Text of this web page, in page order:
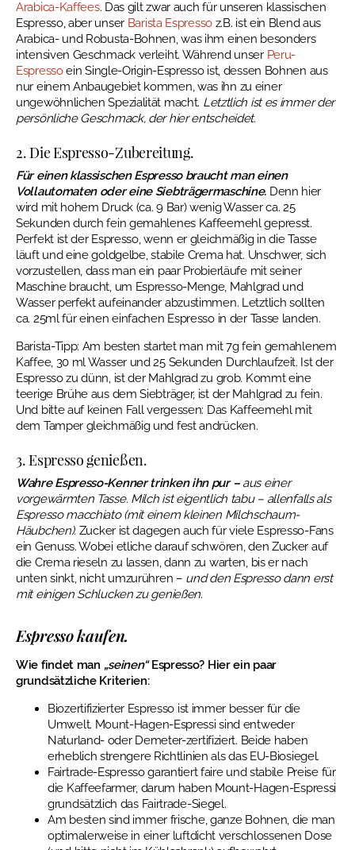
Arabica-Kaffees. Das gilt zwar auch für unseren klassischen
Espresso, aber unser Barista Espressoz.B. ist ein Blend aus
Arabica- und Robusta-Bohnen, was ihm einen besonders
intensiven Geschmack verleiht. Während unser Peru-
Espressoein Single-Origin-Espresso ist, dessen Bohnen aus
nur einem Anbaugebiet kommen, was ihn zu einer
ungewöhnlichen Spezialität macht. Letztlich ist es immer der
persönliche Geschmack, der hier entscheidet.
2. Die Espresso-Zubereitung.
Für einen klassischen Espresso braucht man einen
Vollautomaten oder eine Siebträgermaschine. Denn hier
wird mit hohem Druck (ca. 9 Bar) wenig Wasser ca. 25
Sekunden durch fein gemahlenes Kaffeemehl gepresst.
Perfekt ist der Espresso, wenn er gleichmäßig in die Tasse
läuft und eine goldgelbe, stabile Crema hat. Unschwer, sich
vorzustellen, dass man ein paar Probierläufe mit seiner
Maschine braucht, um Espresso-Menge, Mahlgrad und
Wasser perfekt aufeinander abzustimmen. Letztlich sollten
ca. 25ml für einen einfachen Espresso in der Tasse landen.
Barista-Tipp: Am besten startet man mit 7g fein gemahlenem
Kaffee, 30 ml Wasser und 25 Sekunden Durchlaufzeit. Ist der
Espresso zu dünn, ist der Mahlgrad zu grob. Kommt eine
teerige Brühe aus dem Siebträger, ist der Mahlgrad zu fein.
Und bitte auf keinen Fall vergessen: Das Kaffeemehl mit
dem Tamper gleichmäßig und fest andrücken.
3. Espresso genießen.
Wahre Espresso-Kenner trinken ihn pur –aus einer
vorgewärmten Tasse. Milch ist eigentlich tabu – allenfalls als
Espresso macchiato (mit einem kleinen Milchschaum-
Häubchen). Zucker ist dagegen auch für viele Espresso-Fans
ein Genuss. Wobei etliche darauf schwören, den Zucker auf
die Crema rieseln zu lassen, dann zu warten, bis er nach
unten sinkt, nicht umzurühren – und den Espresso dann erst
mit einigen Schlucken zu genießen.
Espresso kaufen.
Wie findet man „seinen“Espresso? Hier ein paar
grundsätzliche Kriterien:
Biozertifizierter Espresso ist immer besser für die
Umwelt. Mount-Hagen-Espressi sind entweder
Naturland- oder Demeter-zertifiziert. Beide haben
erheblich strengere Richtlinien als das EU-Biosiegel.
Fairtrade-Espresso garantiert faire und stabile Preise für
die Kaffeefarmer, darum haben Mount-Hagen-Espressi
grundsätzlich das Fairtrade-Siegel.
Am besten sind immer frische, ganze Bohnen, die man
optimalerweise in einer luftdicht verschlossenen Dose